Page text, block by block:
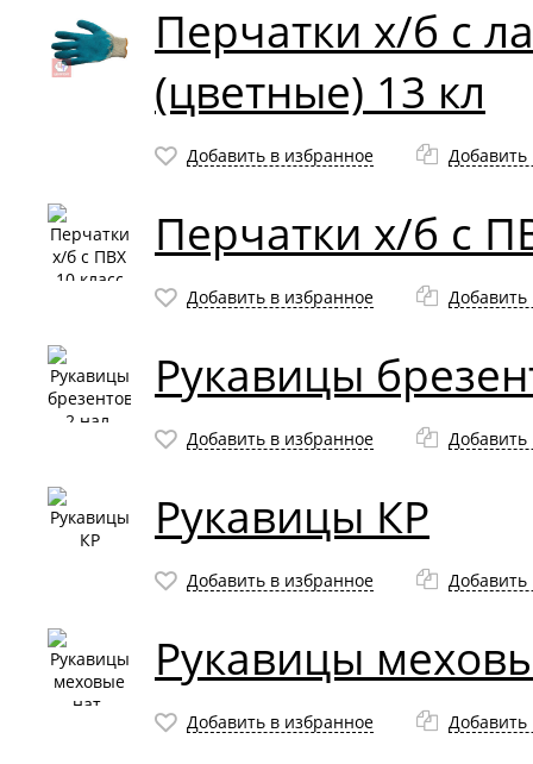
Перчатки х/б с
(цветные) 13 кл
Добавить в избранное Добавить
Перчатки х/б с
Добавить в избранное Добавить
Рукавицы
Добавить в избранное Добавить
Рукавицы КР
Добавить в избранное Добавить
Рукавицы
Добавить в избранное Добавить